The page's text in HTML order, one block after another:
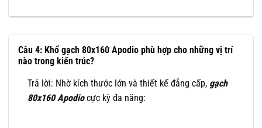
Câu 4: Khổ gạch 80x160 Apodio phù hợp cho những vị trí
nào trong kiến trúc?
Trả lời: Nhờ kích thước lớn và thiết kế đẳng cấp, gạch
80x160 Apodio cực kỳ đa năng: